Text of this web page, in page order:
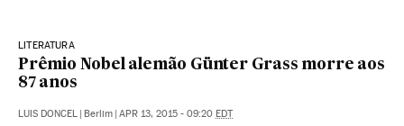
LITERATURA
Prêmio Nobel alemão Günter Grass morre aos
87 anos
LUIS DONCEL | Berlim | APR 13, 2015 - 09:20 EDT